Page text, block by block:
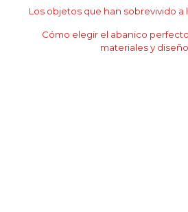
Los objetos que han sobrevivido a
Cómo elegir el abanico
materiales y